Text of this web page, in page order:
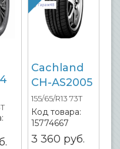
Cachland
CH-AS2005
155/65/R13 73T
Код товара:
15774667
3 360 руб.